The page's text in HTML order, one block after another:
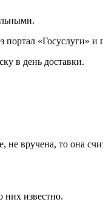
портал «Госуслуги» и
в день доставки.
вручена, то она
них известно.